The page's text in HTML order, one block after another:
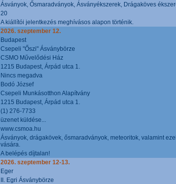
Ásványok, Ősmaradványok, Ásványékszerek, Drágaköves
20
A kiállítói jelentkezés meghívásos alapon történik.
2026. szeptember 12.
Budapest
Csepeli "Őszi" Ásványbörze
CSMO Művelődési Ház
1215 Budapest, Árpád utca 1.
Nincs megadva
Bodó József
Csepeli Munkásotthon Alapítvány
1215 Budapest, Árpád utca 1.
(1) 276-7733
üzenet küldése...
www.csmoa.hu
Ásványok, drágakövek, ősmaradványok, meteoritok, valamint
vására.
A belépés díjtalan!
2026. szeptember 12-13.
Eger
II. Egri Ásványbörze